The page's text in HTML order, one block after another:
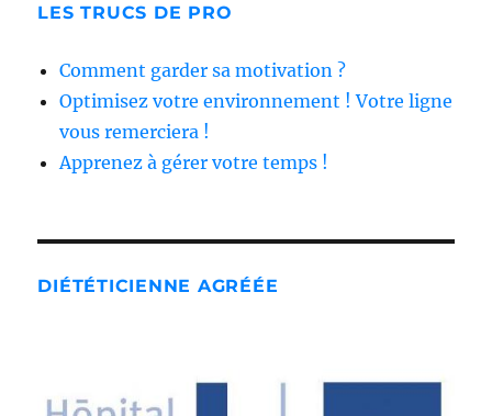
LES TRUCS DE PRO
Comment garder sa motivation ?
Optimisez votre environnement ! Votre ligne
vous remerciera !
Apprenez à gérer votre temps !
DIÉTÉTICIENNE AGRÉÉE